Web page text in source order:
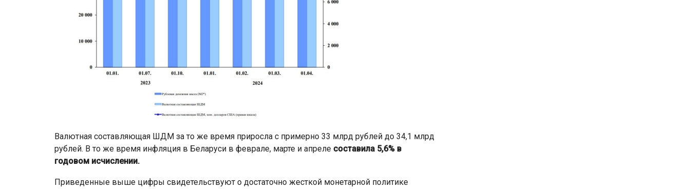
Валютная составляющая ШДМ за то же время приросла с примерно 33 млрд рублей до 34,1 млрд
рублей. В то же время инфляция в Беларуси в феврале, марте и апреле составила 5,6% в
годовом исчислении.
Приведенные выше цифры свидетельствуют о достаточно жесткой монетарной политике